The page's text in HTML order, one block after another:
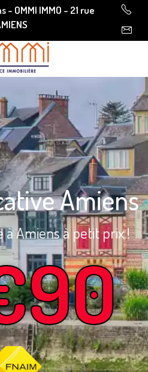
OMMI IMMO - 21 rue
Amiens
à Amiens à petit prix !